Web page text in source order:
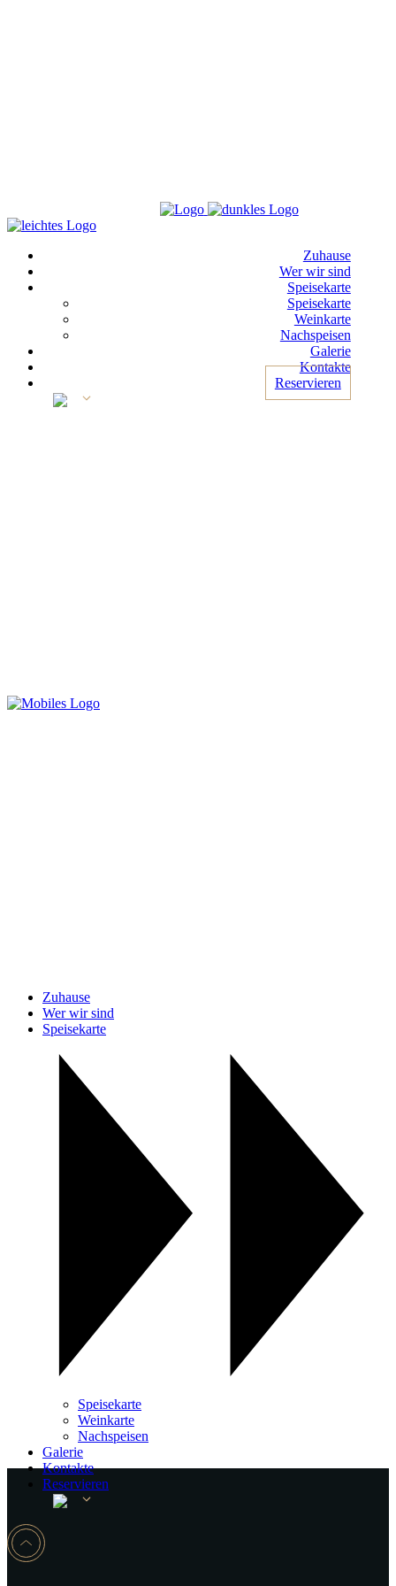
Zuhause
Wer wir sind
Speisekarte
Speisekarte
Weinkarte
Nachspeisen
Galerie
Kontakte
Reservieren
Zuhause
Wer wir sind
Speisekarte
Speisekarte
Weinkarte
Nachspeisen
Galerie
Kontakte
Reservieren